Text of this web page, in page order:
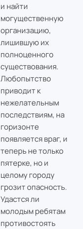
и найти
могущественную
организацию,
лишившую их
полноценного
существования.
Любопытство
приводит к
нежелательным
последствиям, на
горизонте
появляется враг, и
теперь не только
пятерке, но и
целому городу
грозит опасность.
Удастся ли
молодым ребятам
противостоять